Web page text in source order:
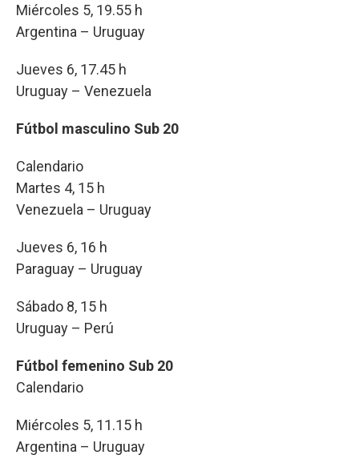
Miércoles 5, 19.55 h
Argentina – Uruguay
Jueves 6, 17.45 h
Uruguay – Venezuela
Fútbol masculino Sub 20
Calendario
Martes 4, 15 h
Venezuela – Uruguay
Jueves 6, 16 h
Paraguay – Uruguay
Sábado 8, 15 h
Uruguay – Perú
Fútbol femenino Sub 20
Calendario
Miércoles 5, 11.15 h
Argentina – Uruguay